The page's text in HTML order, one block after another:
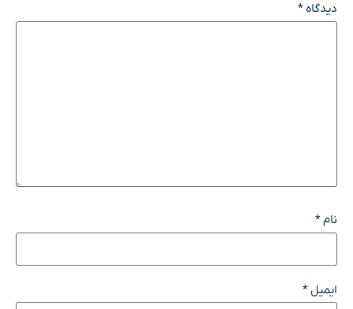
دیدگاه*
نام*
ایمیل*